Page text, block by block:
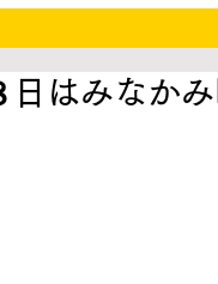
日はみなか